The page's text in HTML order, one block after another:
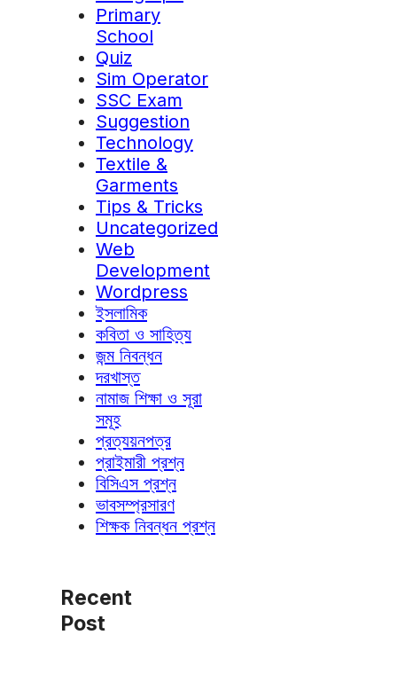
Primary
School
Quiz
Sim Operator
SSC Exam
Suggestion
Technology
Textile &
Garments
Tips & Tricks
Uncategorized
Web
Development
Wordpress
ইসলামিক
কবিতা ও সাহিত্য
জন্ম নিবন্ধন
দরখাস্ত
নামাজ শিক্ষা ও সূরা
সমূহ
প্রত্যয়নপত্র
প্রাইমারী প্রশ্ন
বিসিএস প্রশ্ন
ভাবসম্প্রসারণ
শিক্ষক নিবন্ধন প্রশ্ন
Recent
Post